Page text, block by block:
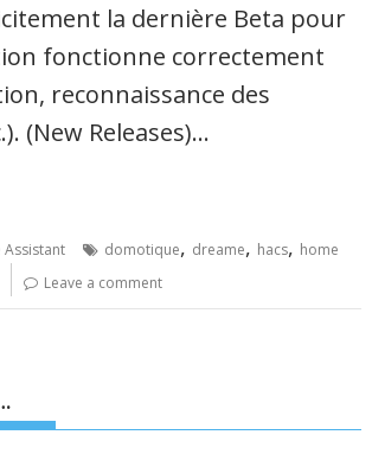
la dernière Beta pour
fonctionne correctement
reconnaissance des
(New Releases)…
Assistant domotique, dreame, hacs, home
Leave a comment